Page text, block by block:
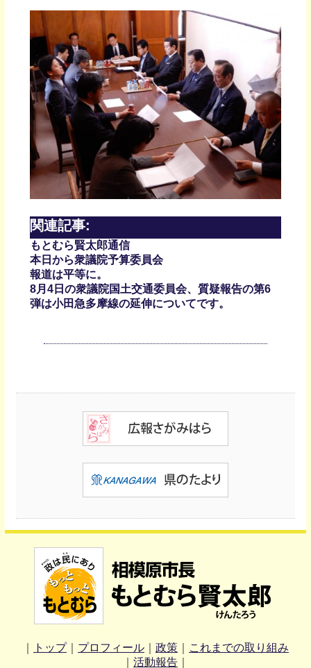
関連記事:
もとむら賢太郎通信
本日から衆議院予算委員会
報道は平等に。
8月4日の衆議院国土交通委員会、質疑報告の第6
弾は小田急多摩線の延伸についてです。
トップ｜ プロフィール｜ 政策｜
これまでの取り組み
活動報告｜